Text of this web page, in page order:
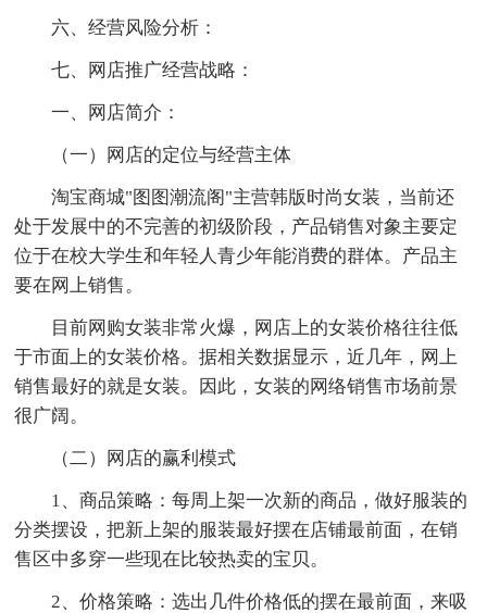
六、经营风险分析：
七、网店推广经营战略：
一、网店简介：
（一）网店的定位与经营主体
淘宝商城"图图潮流阁"主营韩版时尚女装，当前还
处于发展中的不完善的初级阶段，产品销售对象主要定
位于在校大学生和年轻人青少年能消费的群体。产品主
要在网上销售。
目前网购女装非常火爆，网店上的女装价格往往低
于市面上的女装价格。据相关数据显示，近几年，网上
销售最好的就是女装。因此，女装的网络销售市场前景
很广阔。
（二）网店的赢利模式
1、商品策略：每周上架一次新的商品，做好服装的
分类摆设，把新上架的服装最好摆在店铺最前面，在销
售区中多穿一些现在比较热卖的宝贝。
2、价格策略：选出几件价格低的摆在最前面，来吸